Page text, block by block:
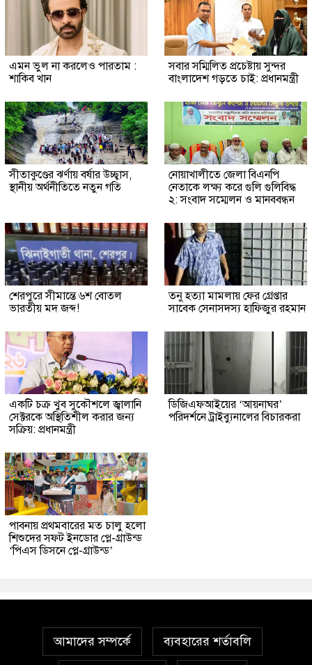
এমন ভুল না করলেও পারতাম :
শাকিব খান
সবার সম্মিলিত প্রচেষ্টায় সুন্দর
বাংলাদেশ গড়তে চাই: প্রধানমন্ত্রী
সীতাকুণ্ডের ঝর্ণায় বর্ষার উচ্ছ্বাস,
স্থানীয় অর্থনীতিতে নতুন গতি
নোয়াখালীতে জেলা বিএনপি
নেতাকে লক্ষ্য করে গুলি গুলিবিদ্ধ
২: সংবাদ সম্মেলন ও মানববন্ধন
শেরপুরে সীমান্তে ৬শ বোতল
ভারতীয় মদ জব্দ!
তনু হত্যা মামলায় ফের গ্রেপ্তার
সাবেক সেনাসদস্য হাফিজুর রহমান
একটি চক্র খুব সুকৌশলে জ্বালানি
সেক্টরকে অস্থিতিশীল করার জন্য
সক্রিয়: প্রধানমন্ত্রী
ডিজিএফআইয়ের ‘আয়নাঘর’
পরিদর্শনে ট্রাইব্যুনালের বিচারকরা
পাবনায় প্রথমবারের মত চালু হলো
শিশুদের সফট ইনডোর প্লে-গ্রাউন্ড
‘পিএস ডিসনে প্লে-গ্রাউন্ড’
আমাদের সম্পর্কে ব্যবহারের শর্তাবলি